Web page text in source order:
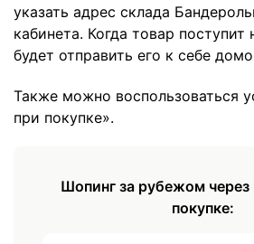
указать адрес склада
кабинета. Когда товар
будет отправить его к себе
Также можно воспользоваться
при покупке».
Шопинг за рубежом
покупке: